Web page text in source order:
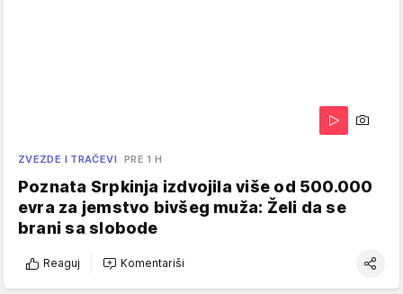
ZVEZDE I TRAČEVI PRE 1 H
Poznata Srpkinja izdvojila više od 500.000
evra za jemstvo bivšeg muža: Želi da se
brani sa slobode
Reaguj Komentariši